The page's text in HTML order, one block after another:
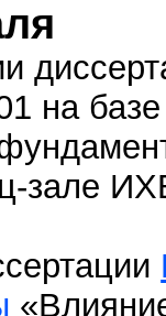
на базе
зале